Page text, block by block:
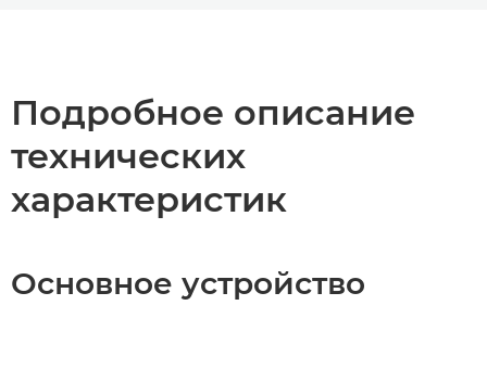
Подробное описание
технических
характеристик
Основное устройство